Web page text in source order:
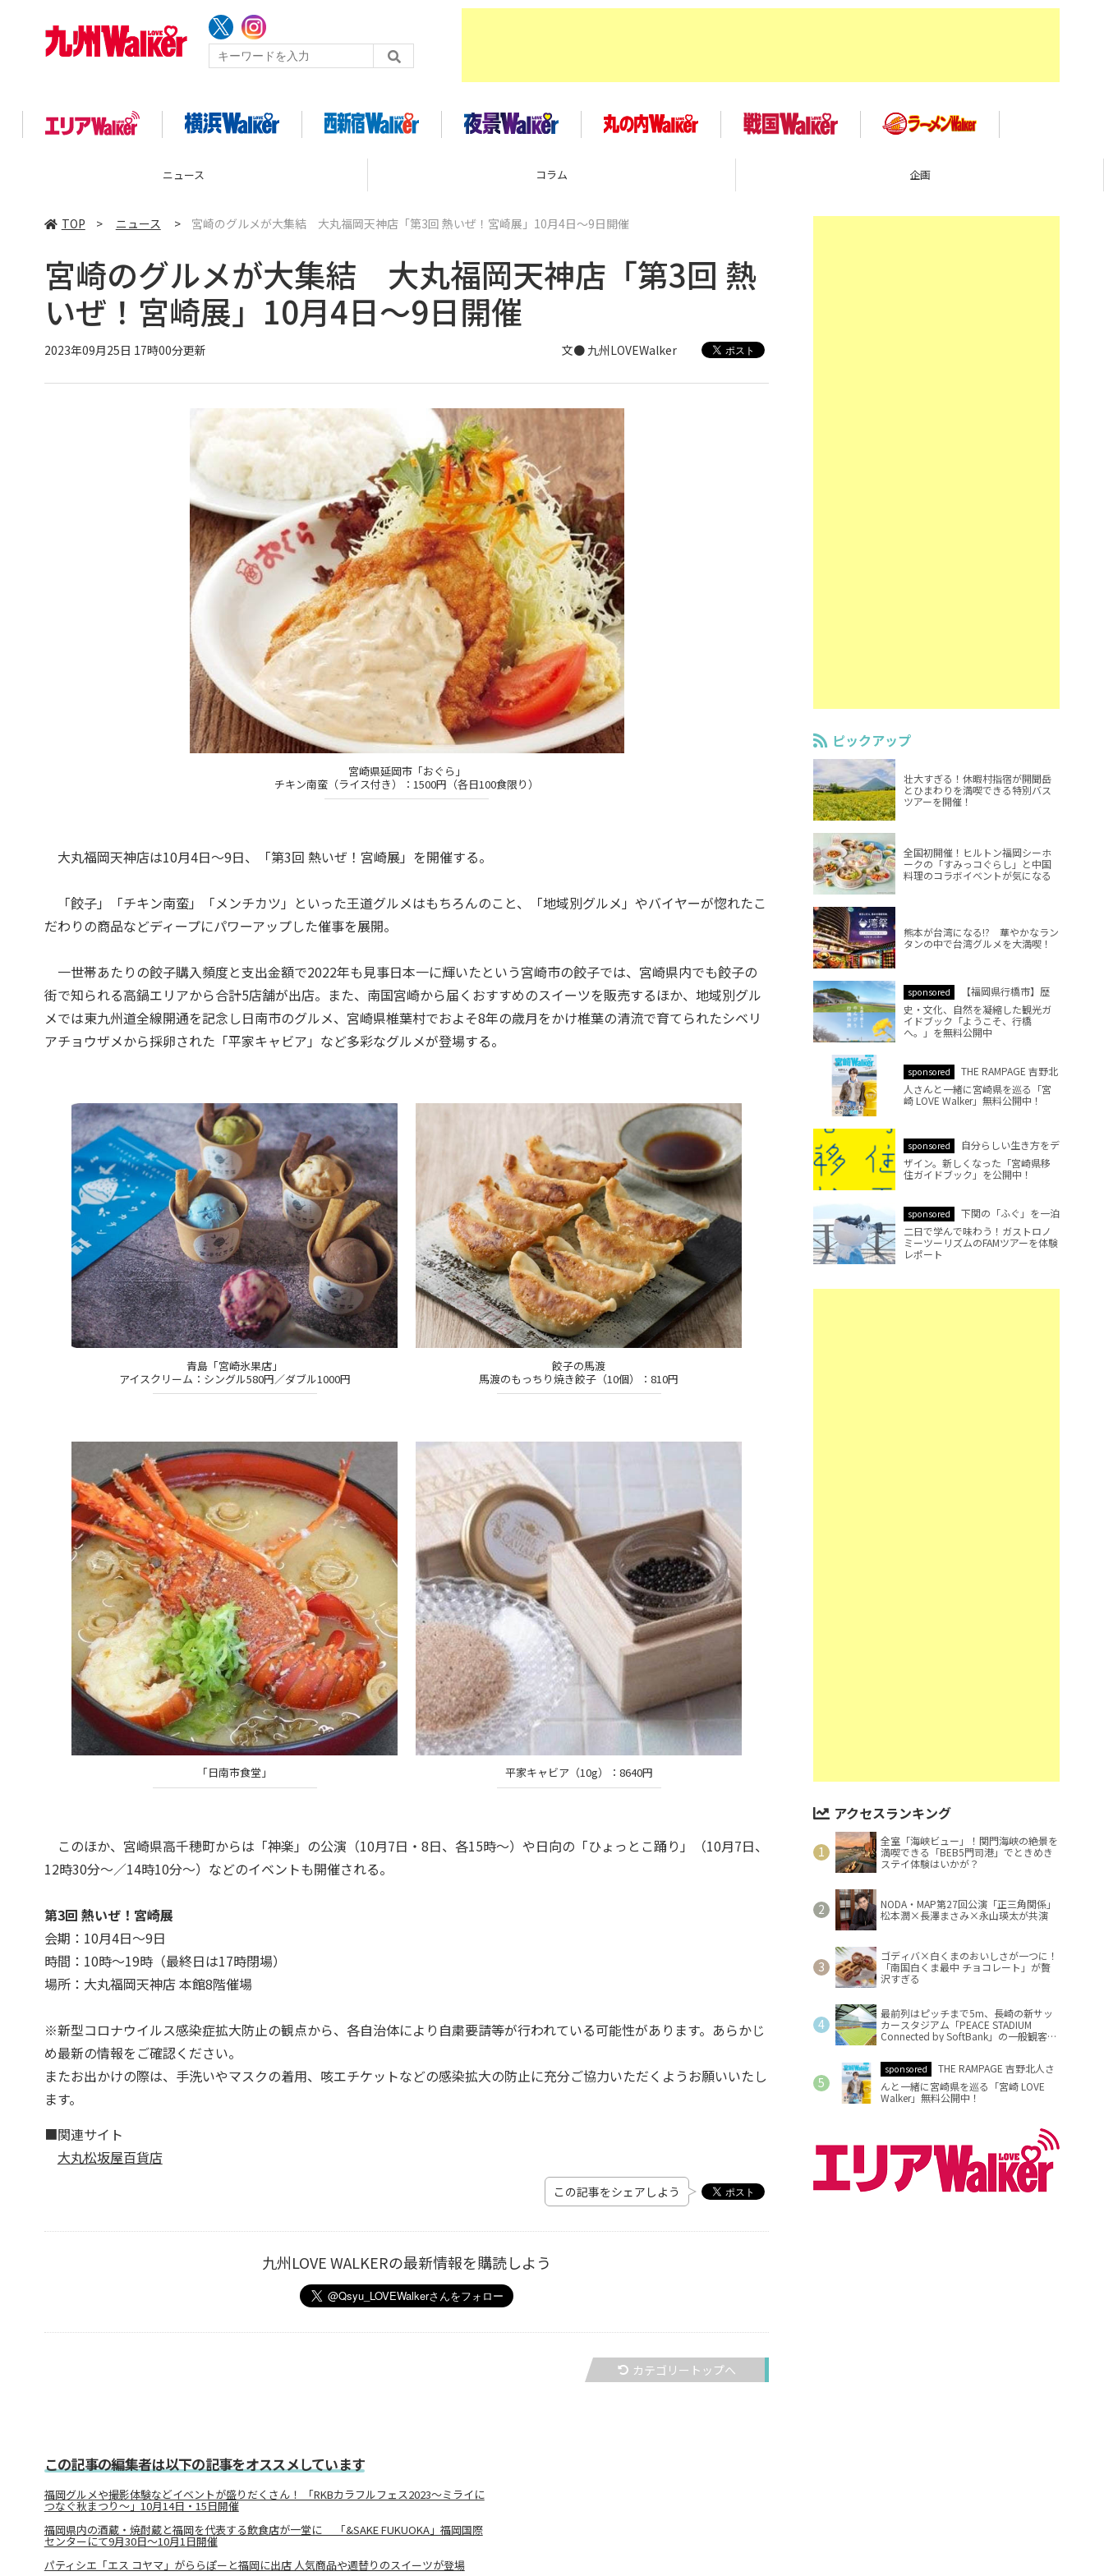
TOP > ニュース > 宮崎のグルメが大集結 大丸福岡天神店「第3回 熱いぜ！宮崎展」10月4日～9日開催
宮崎のグルメが大集結 大丸福岡天神店「第3回 熱
いぜ！宮崎展」10月4日～9日開催
2023年09月25日 17時00分更新 文● 九州LOVEWalker
宮崎県延岡市「おぐら」
チキン南蛮（ライス付き）：1500円（各日100食限り）
大丸福岡天神店は10月4日～9日、「第3回 熱いぜ！宮崎展」を開催する。
「餃子」「チキン南蛮」「メンチカツ」といった王道グルメはもちろんのこと、「地域別グルメ」やバイヤーが惚れたこ
だわりの商品などディープにパワーアップした催事を展開。
一世帯あたりの餃子購入頻度と支出金額で2022年も見事日本一に輝いたという宮崎市の餃子では、宮崎県内でも餃子の
街で知られる高鍋エリアから合計5店舗が出店。また、南国宮崎から届くおすすめのスイーツを販売するほか、地域別グル
メでは東九州道全線開通を記念し日南市のグルメ、宮崎県椎葉村でおよそ8年の歳月をかけ椎葉の清流で育てられたシベリ
アチョウザメから採卵された「平家キャビア」など多彩なグルメが登場する。
青島「宮崎氷果店」
アイスクリーム：シングル580円／ダブル1000円
餃子の馬渡
馬渡のもっちり焼き餃子（10個）：810円
「日南市食堂」 平家キャビア（10g）：8640円
このほか、宮崎県高千穂町からは「神楽」の公演（10月7日・8日、各15時～）や日向の「ひょっとこ踊り」（10月7日、
12時30分～／14時10分～）などのイベントも開催される。
第3回 熱いぜ！宮崎展
会期：10月4日～9日
時間：10時～19時（最終日は17時閉場）
場所：大丸福岡天神店 本館8階催場
※新型コロナウイルス感染症拡大防止の観点から、各自治体により自粛要請等が行われている可能性があります。あらかじ
め最新の情報をご確認ください。
またお出かけの際は、手洗いやマスクの着用、咳エチケットなどの感染拡大の防止に充分ご協力いただくようお願いいたし
ます。
■関連サイト
大丸松坂屋百貨店
この記事をシェアしよう
九州LOVE WALKERの最新情報を購読しよう
カテゴリートップへ
この記事の編集者は以下の記事をオススメしています
福岡グルメや撮影体験などイベントが盛りだくさん！ 「RKBカラフルフェス2023～ミライに
つなぐ秋まつり～」10月14日・15日開催
福岡県内の酒蔵・焼酎蔵と福岡を代表する飲食店が一堂に 「&SAKE FUKUOKA」福岡国際
センターにて9月30日～10月1日開催
パティシエ「エス コヤマ」がららぽーと福岡に出店 人気商品や週替りのスイーツが登場
ピックアップ
壮大すぎる！休暇村指宿が開聞岳
とひまわりを満喫できる特別バス
ツアーを開催！
全国初開催！ヒルトン福岡シーホ
ークの「すみっコぐらし」と中国
料理のコラボイベントが気になる
熊本が台湾になる!? 華やかなラン
タンの中で台湾グルメを大満喫！
sponsored
【福岡県行橋市】歴
史・文化、自然を凝縮した観光ガ
イドブック「ようこそ、行橋
へ。」を無料公開中
sponsored
THE RAMPAGE 吉野北
人さんと一緒に宮崎県を巡る「宮
崎 LOVE Walker」無料公開中！
sponsored
自分らしい生き方をデ
ザイン。新しくなった「宮崎県移
住ガイドブック」を公開中！
sponsored
下関の「ふぐ」を一泊
二日で学んで味わう！ガストロノ
ミーツーリズムのFAMツアーを体験
レポート
アクセスランキング
全室「海峡ビュー」！関門海峡の絶景を
満喫できる「BEB5門司港」でときめき
ステイ体験はいかが？
NODA・MAP第27回公演「正三角関係」
松本潤×長澤まさみ×永山瑛太が共演
ゴディバ×白くまのおいしさが一つに！
「南国白くま最中 チョコレート」が贅
沢すぎる
最前列はピッチまで5m、長崎の新サッ
カースタジアム「PEACE STADIUM
Connected by SoftBank」の一般観客席
sponsored
THE RAMPAGE 吉野北人さ
んと一緒に宮崎県を巡る「宮崎 LOVE
Walker」無料公開中！